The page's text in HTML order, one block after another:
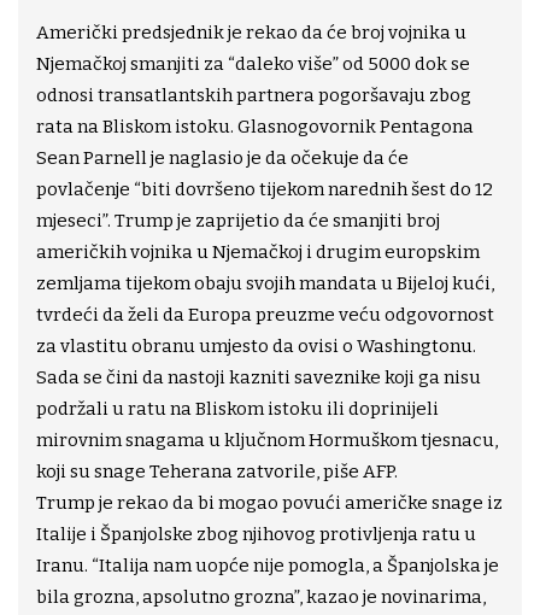
Američki predsjednik je rekao da će broj vojnika u
Njemačkoj smanjiti za “daleko više” od 5000 dok se
odnosi transatlantskih partnera pogoršavaju zbog
rata na Bliskom istoku. Glasnogovornik Pentagona
Sean Parnell je naglasio je da očekuje da će
povlačenje “biti dovršeno tijekom narednih šest do 12
mjeseci”. Trump je zaprijetio da će smanjiti broj
američkih vojnika u Njemačkoj i drugim europskim
zemljama tijekom obaju svojih mandata u Bijeloj kući,
tvrdeći da želi da Europa preuzme veću odgovornost
za vlastitu obranu umjesto da ovisi o Washingtonu.
Sada se čini da nastoji kazniti saveznike koji ga nisu
podržali u ratu na Bliskom istoku ili doprinijeli
mirovnim snagama u ključnom Hormuškom tjesnacu,
koji su snage Teherana zatvorile, piše AFP.
Trump je rekao da bi mogao povući američke snage iz
Italije i Španjolske zbog njihovog protivljenja ratu u
Iranu. “Italija nam uopće nije pomogla, a Španjolska je
bila grozna, apsolutno grozna”, kazao je novinarima,